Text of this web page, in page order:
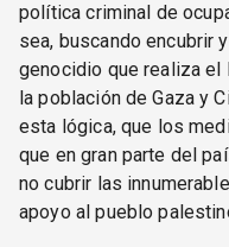
política criminal de
sea, buscando encubrir
genocidio que realiza
la población de Gaza y
esta lógica, que los
que en gran parte del
no cubrir las
apoyo al pueblo